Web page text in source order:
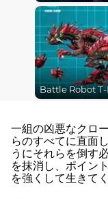
一組の凶悪なクロ
らのすべてに直面
うにそれらを倒す
を抹消し、ポイン
を強くして生きて